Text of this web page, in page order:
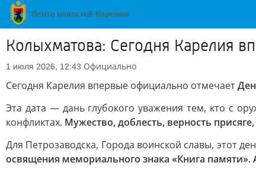
Колыхматова: Сегодня Карелия
1 июля 2026, 12:43 Официально
Сегодня Карелия впервые официально отмечает
Эта дата — дань глубокого уважения тем, кто с
конфликтах. Мужество, доблесть, верность
Для Петрозаводска, Города воинской славы, этот
освящения мемориального знака «Книга